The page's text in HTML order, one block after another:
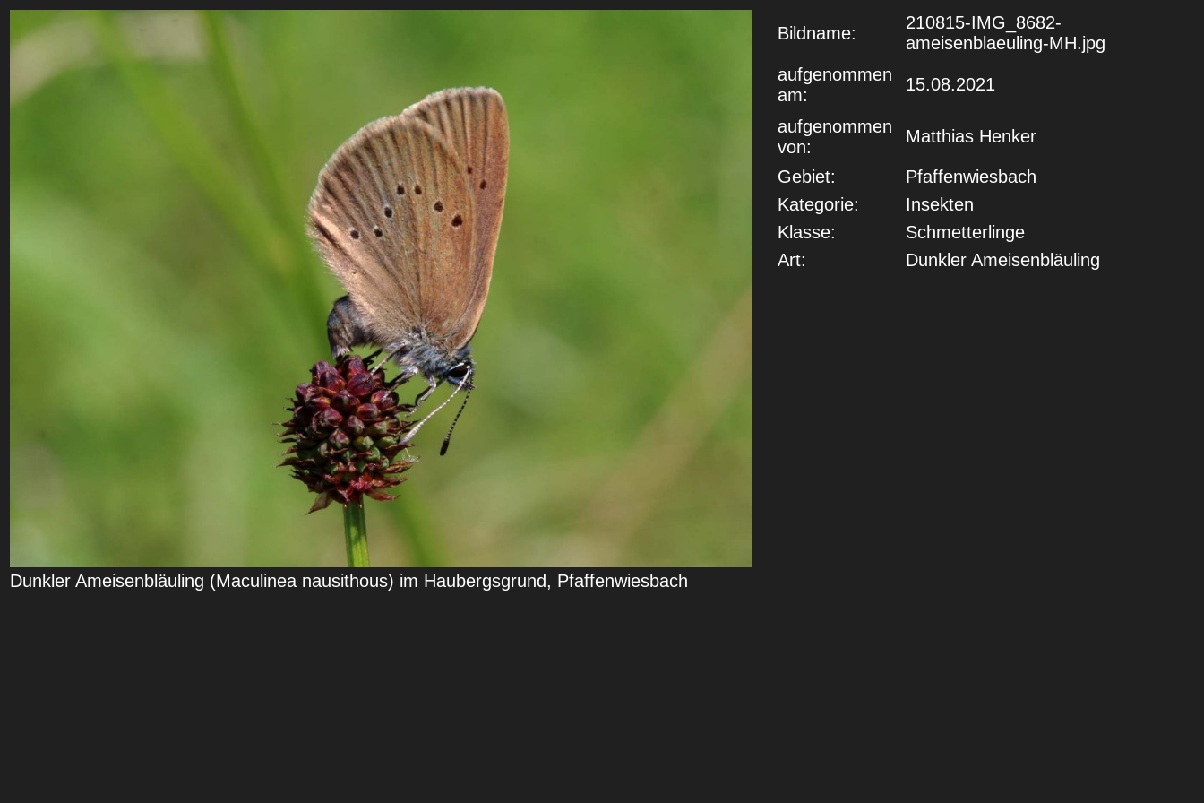
Bildname:
210815-IMG_8682-
ameisenblaeuling-MH.jpg
aufgenommen
am:
15.08.2021
aufgenommen
von:
Matthias Henker
Gebiet:
Pfaffenwiesbach
Kategorie:
Insekten
Klasse:
Schmetterlinge
Art:
Dunkler Ameisenbläuling
Dunkler Ameisenbläuling (Maculinea nausithous) im Haubergsgrund, Pfaffenwiesbach